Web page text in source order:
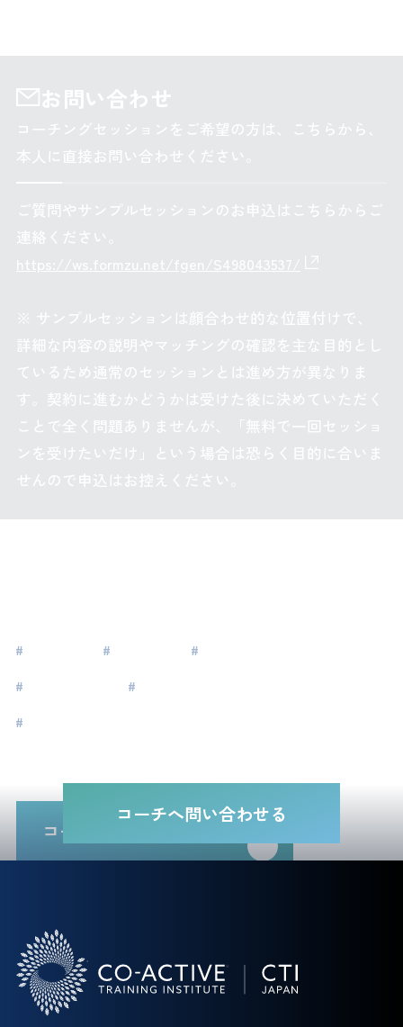
お問い合わせ
コーチングセッションをご希望の方は、こちらから、
本人に直接お問い合わせください。
ご質問やサンプルセッションのお申込はこちらからご
連絡ください。
https://ws.formzu.net/fgen/S498043537/
※ サンプルセッションは顔合わせ的な位置付けで、
詳細な内容の説明やマッチングの確認を主な目的とし
ているため通常のセッションとは進め方が異なりま
す。契約に進むかどうかは受けた後に決めていただく
ことで全く問題ありませんが、「無料で一回セッショ
ンを受けたいだけ」という場合は恐らく目的に合いま
せんので申込はお控えください。
# # #
#
#
#
コーチ一覧に戻る
コーチへ問い合わせる